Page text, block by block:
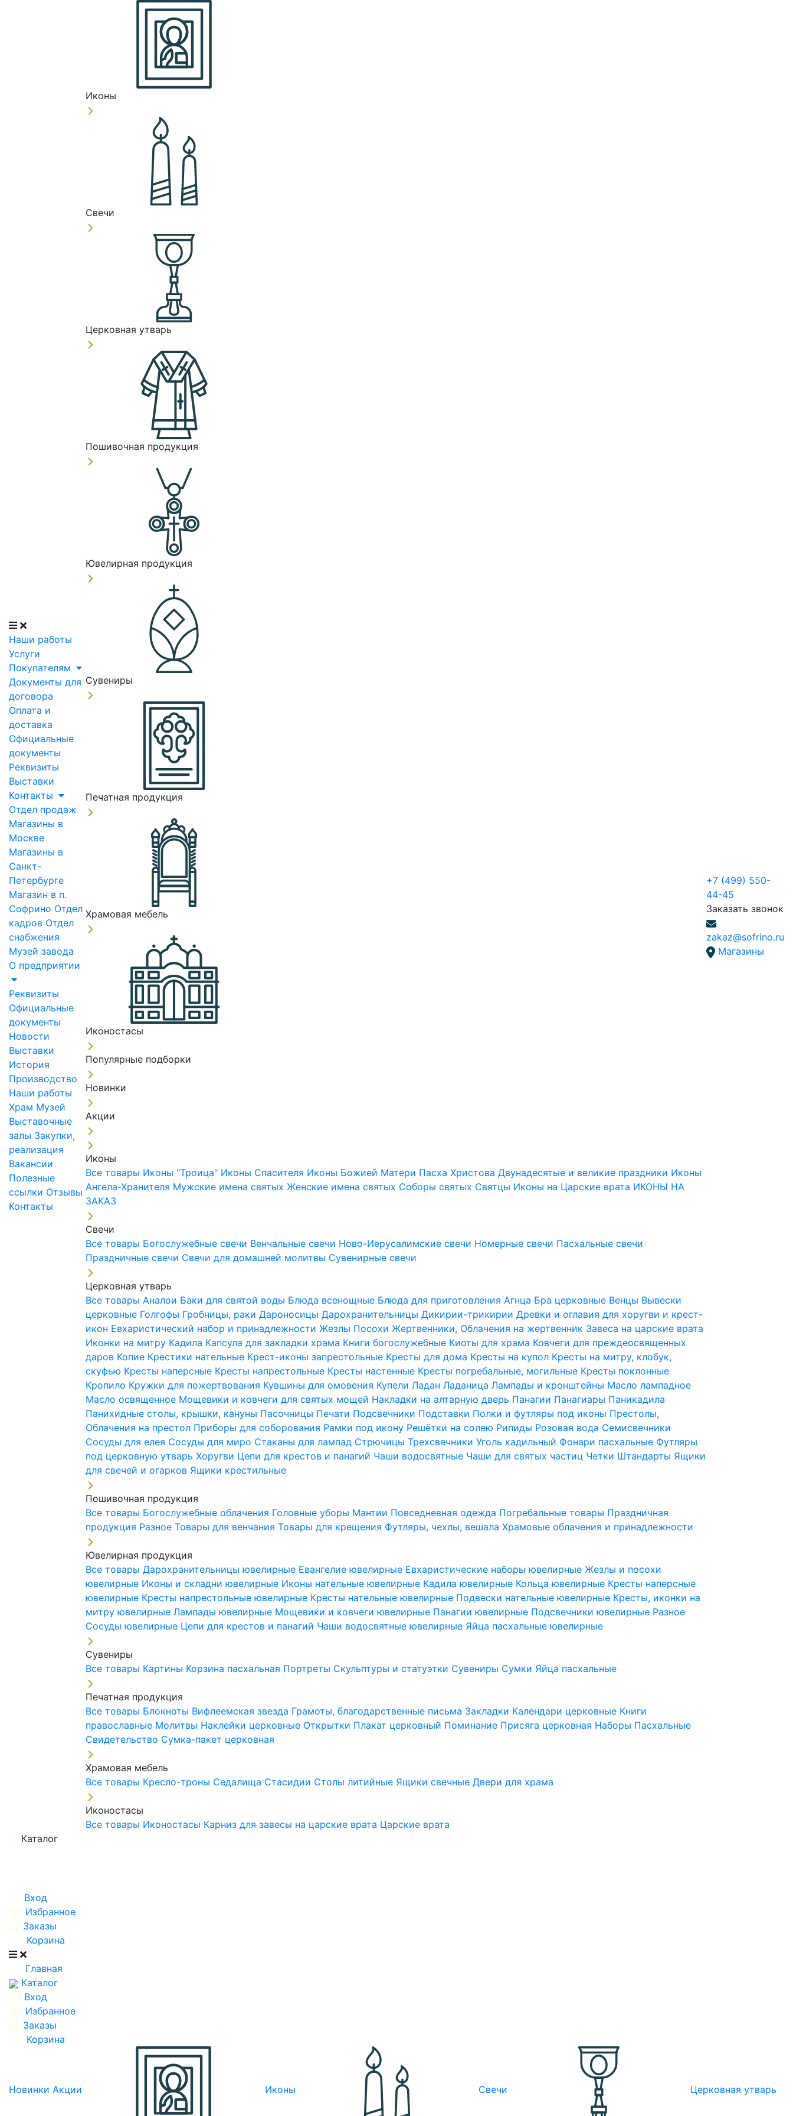
Наши работы
Услуги
Покупателям
Документы для
договора
Оплата и
доставка
Официальные
документы
Реквизиты
Выставки
Контакты
Отдел продаж
Магазины в
Москве
Магазины в
Санкт-
Петербурге
Магазин в п.
Софрино Отдел
кадров Отдел
снабжения
Музей завода
О предприятии
Реквизиты
Официальные
документы
Новости
Выставки
История
Производство
Наши работы
Храм Музей
Выставочные
залы Закупки,
реализация
Вакансии
Полезные
ссылки Отзывы
Контакты
Иконы
Свечи
Церковная утварь
Пошивочная продукция
Ювелирная продукция
Сувениры
Печатная продукция
Храмовая мебель
Иконостасы
Популярные подборки
Новинки
Акции
Иконы
Все товары Иконы "Троица" Иконы Спасителя Иконы Божией Матери Пасха ХристоваДвунадесятые и великие праздники Иконы
Ангела-Хранителя Мужские имена святыхЖенские имена святых Соборы святых Святцы Иконы на Царские врата ИКОНЫ НА
ЗАКАЗ
Свечи
Все товары Богослужебные свечи Венчальные свечи Ново-Иерусалимские свечи Номерные свечи Пасхальные свечи
Праздничные свечи Свечи для домашней молитвы Сувенирные свечи
Церковная утварь
Все товарыАналои Баки для святой воды Блюда всенощные Блюда для приготовления Агнца Бра церковные Венцы Вывески
церковные Голгофы Гробницы, ракиДароносицыДарохранительницыДикирии-трикирииДревки и оглавия для хоругви и крест-
икон Евхаристический набор и принадлежностиЖезлы ПосохиЖертвенники, Облачения на жертвенник Завеса на царские врата
Иконки на митру Кадила Капсула для закладки храма Книги богослужебные Киоты для храма Ковчеги для преждеосвященных
даров Копие Крестики нательные Крест-иконы запрестольные Кресты для дома Кресты на купол Кресты на митру, клобук,
скуфью Кресты наперсные Кресты напрестольные Кресты настенные Кресты погребальные, могильные Кресты поклонные
Кропило Кружки для пожертвования Кувшины для омовения КупелиЛаданЛаданицаЛампады и кронштейны Масло лампадное
Масло освященное Мощевики и ковчеги для святых мощей Накладки на алтарную дверь Панагии Панагиары Паникадила
Панихидные столы, крышки, кануны Пасочницы Печати Подсвечники Подставки Полки и футляры под иконы Престолы,
Облачения на престол Приборы для соборования Рамки под икону Решётки на солею Рипиды Розовая вода Семисвечники
Сосуды для елея Сосуды для миро Стаканы для лампад СтрючицыТрехсвечникиУголь кадильный Фонари пасхальные Футляры
под церковную утварьХоругви Цепи для крестов и панагий Чаши водосвятные Чаши для святых частиц Четки Штандарты Ящики
для свечей и огарков Ящики крестильные
Пошивочная продукция
Все товары Богослужебные облачения Головные уборы Мантии Повседневная одежда Погребальные товары Праздничная
продукция РазноеТовары для венчанияТовары для крещения Футляры, чехлы, вешалаХрамовые облачения и принадлежности
Ювелирная продукция
Все товарыДарохранительницы ювелирные Евангелие ювелирные Евхаристические наборы ювелирныеЖезлы и посохи
ювелирные Иконы и складни ювелирные Иконы нательные ювелирные Кадила ювелирные Кольца ювелирные Кресты наперсные
ювелирные Кресты напрестольные ювелирные Кресты нательные ювелирные Подвески нательные ювелирные Кресты, иконки на
митру ювелирныеЛампады ювелирные Мощевики и ковчеги ювелирные Панагии ювелирные Подсвечники ювелирные Разное
Сосуды ювелирные Цепи для крестов и панагий Чаши водосвятные ювелирные Яйца пасхальные ювелирные
Сувениры
Все товары Картины Корзина пасхальная Портреты Скульптуры и статуэтки Сувениры Сумки Яйца пасхальные
Печатная продукция
Все товары Блокноты Вифлеемская звезда Грамоты, благодарственные письма Закладки Календари церковные Книги
православные Молитвы Наклейки церковные Открытки Плакат церковный Поминание Присяга церковная Наборы Пасхальные
Свидетельство Сумка-пакет церковная
Храмовая мебель
Все товары Кресло-троны Седалища Стасидии Столы литийные Ящики свечныеДвери для храма
Иконостасы
Все товары Иконостасы Карниз для завесы на царские врата Царские врата
+7 (499) 550-
44-45
Заказать звонок
zakaz@sofrino.ru
Магазины
Каталог
Вход
Избранное
Заказы
Корзина
Главная
Каталог
Вход
Избранное
Заказы
Корзина
Новинки Акции Иконы Свечи Церковная утварь